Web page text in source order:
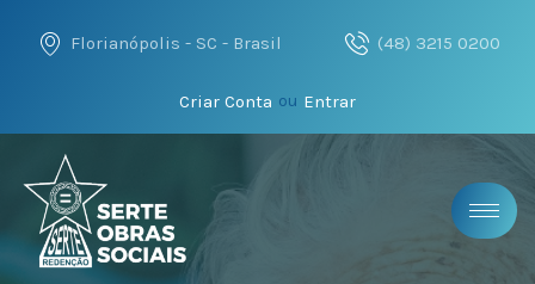
Florianópolis - SC - Brasil (48) 3215 0200
Criar Conta ou Entrar